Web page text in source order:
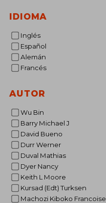
IDIOMA
Inglés
Español
Alemán
Francés
AUTOR
Wu Bin
Barry Michael J
David Bueno
Durr Werner
Duval Mathias
Dyer Nancy
Keith L Moore
Kursad (Edt) Turksen
Machozi Kiboko Francoise